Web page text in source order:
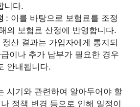
니다.
: 이를 바탕으로 보험료를 조정
의 보험료 산정에 반영합니다.
정산 결과는 가입자에게 통지되
이나 추가 납부가 필요한 경우
안내됩니다.
시기와 관련하여 알아두어야 할
정책 변경 등으로 인해 일정이